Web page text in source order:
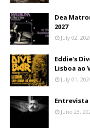
Dea
2027
July 02,
Eddie's
Lisboa ao
July 01,
Entrevista
June 23,